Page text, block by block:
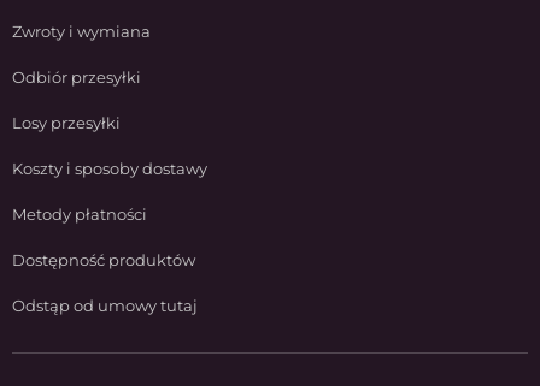
Zwroty i wymiana
Odbiór przesyłki
Losy przesyłki
Koszty i sposoby dostawy
Metody płatności
Dostępność produktów
Odstąp od umowy tutaj